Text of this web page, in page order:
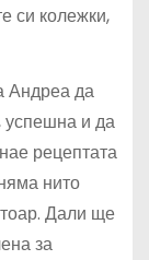
си колежки,
Андреа да
успешна и да
рецептата
нито
Дали ще
за